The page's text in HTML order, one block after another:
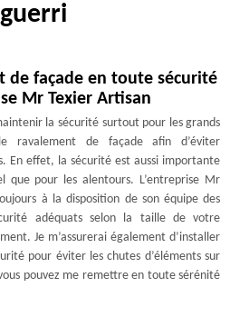
de façade en toute sécurité
Mr Texier Artisan
la sécurité surtout pour les grands
ravalement de façade afin d’éviter
En effet, la sécurité est aussi importante
que pour les alentours. L’entreprise Mr
à la disposition de son équipe des
adéquats selon la taille de votre
Je m’assurerai également d’installer
pour éviter les chutes d’éléments sur
pouvez me remettre en toute sérénité